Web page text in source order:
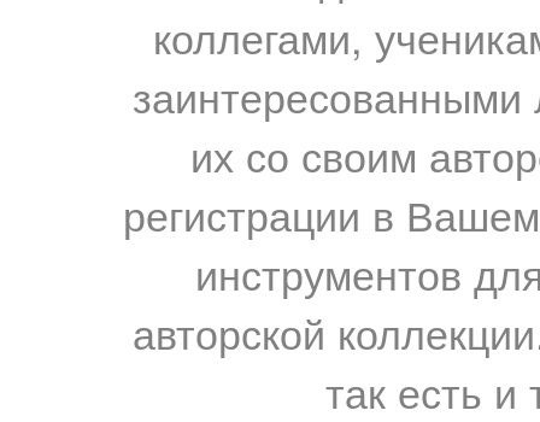
коллегами,
их со своим
регистрации в
инструментов
авторской
так есть и